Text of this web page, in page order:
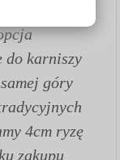
do karniszy
góry
4cm ryzę
zakupu